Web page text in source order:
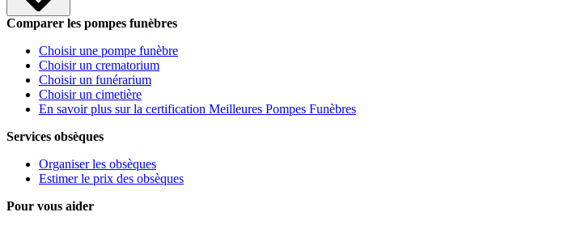
Comparer les pompes funèbres
Choisir une pompe funèbre
Choisir un crematorium
Choisir un funérarium
Choisir un cimetière
En savoir plus sur la certification Meilleures Pompes Funèbres
Services obsèques
Organiser les obsèques
Estimer le prix des obsèques
Pour vous aider